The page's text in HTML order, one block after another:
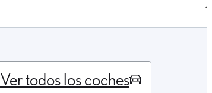
Ver todos los coches